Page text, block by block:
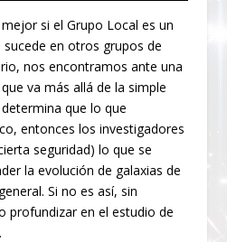
si el Grupo Local es un
en otros grupos de
nos encontramos ante una
va más allá de la simple
que lo que
entonces los investigadores
seguridad) lo que se
la evolución de galaxias de
Si no es así, sin
profundizar en el estudio de